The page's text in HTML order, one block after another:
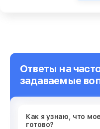
Ответы на
задаваемые
Как я узнаю, что
готово?